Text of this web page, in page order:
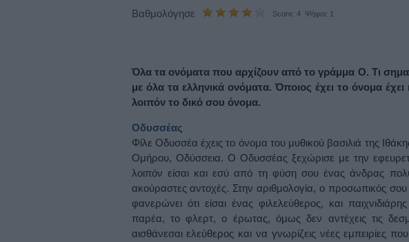
Βαθμολόγησε Score: 4 Ψήφοι: 1
Όλα τα ονόματα που αρχίζουν από το γράμμα Ο. Τι
με όλα τα ελληνικά ονόματα. Όποιος έχει το όνομα έχει
λοιπόν το δικό σου όνομα.
Οδυσσέας
Φίλε Οδυσσέα έχεις το όνομα του μυθικού βασιλιά της
Ομήρου, Οδύσσεια. Ο Οδυσσέας ξεχώρισε με την
λοιπόν είσαι και εσύ από τη φύση σου ένας άνδρας
ακούραστες αντοχές. Στην αριθμολογία, ο προσωπικός σου
φανερώνει ότι είσαι ένας φιλελεύθερος, και
παρέα, το φλερτ, ο έρωτας, όμως δεν αντέχεις τις
αισθάνεσαι ελεύθερος και να γνωρίζεις νέες εμπειρίες